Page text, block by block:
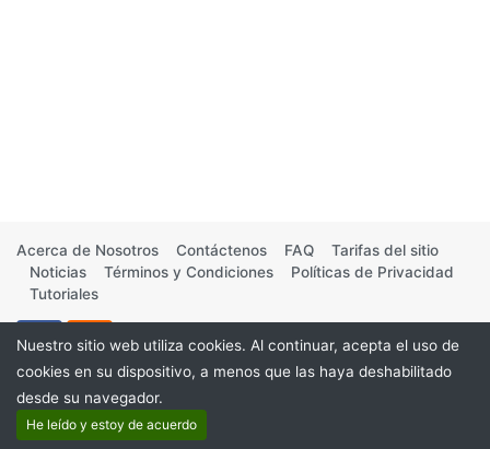
Acerca de Nosotros Contáctenos FAQ
Tarifas del sitio
Noticias
Términos y Condiciones
Políticas de Privacidad
Tutoriales
Nuestro sitio web utiliza cookies. Al continuar, acepta el uso de
cookies en su dispositivo, a menos que las haya deshabilitado
desde su navegador.
He leído y estoy de acuerdo